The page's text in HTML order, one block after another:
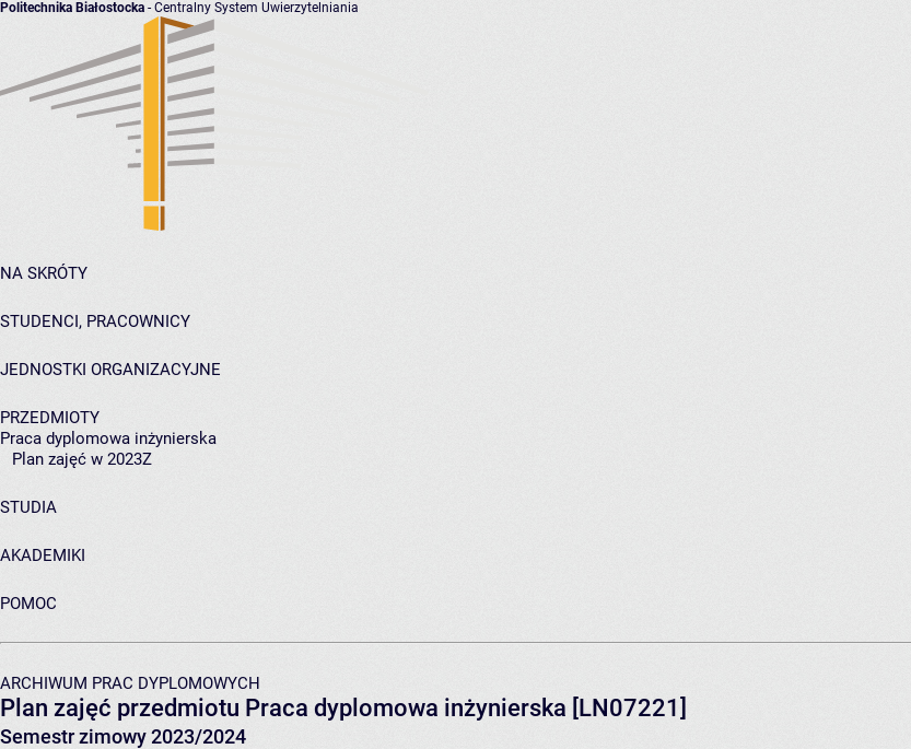
Politechnika Białostocka - Centralny System Uwierzytelniania
NA SKRÓTY
STUDENCI, PRACOWNICY
JEDNOSTKI ORGANIZACYJNE
PRZEDMIOTY
Praca dyplomowa inżynierska
Plan zajęć w 2023Z
STUDIA
AKADEMIKI
POMOC
ARCHIWUM PRAC DYPLOMOWYCH
Plan zajęć przedmiotu Praca dyplomowa inżynierska [LN07221]
Semestr zimowy 2023/2024